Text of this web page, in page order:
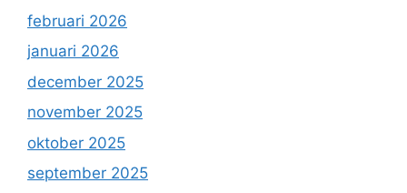
februari 2026
januari 2026
december 2025
november 2025
oktober 2025
september 2025